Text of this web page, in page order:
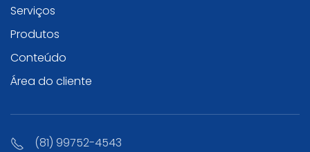
Serviços
Produtos
Conteúdo
Área do cliente
(81) 99752-4543